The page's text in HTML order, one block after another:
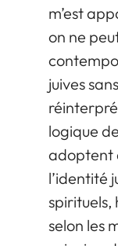
m’est
on ne
juives
logique
adoptent
l’identité
spirituels,
selon les